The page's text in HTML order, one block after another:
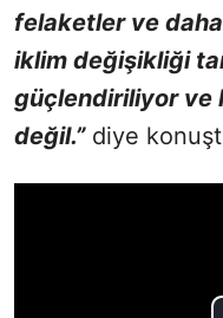
felaketler ve daha
iklim değişikliği
güçlendiriliyor ve
değil.”diye